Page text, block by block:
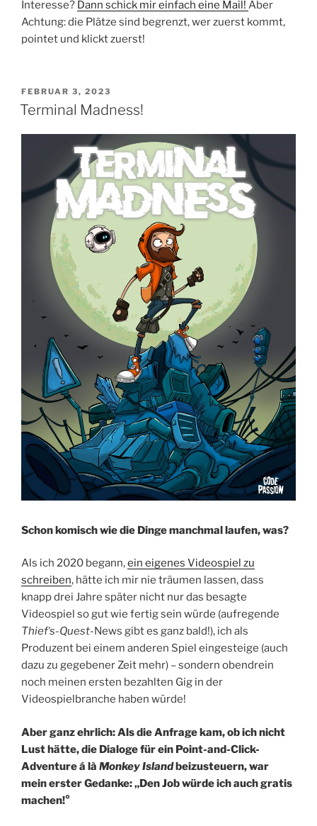
Interesse? Dann schick mir einfach eine Mail! Aber
Achtung: die Plätze sind begrenzt, wer zuerst kommt,
pointet und klickt zuerst!
VERÖFFENTLICHT
AM
FEBRUAR 3, 2023
Terminal Madness!
Schon komisch wie die Dinge manchmal laufen, was?
Als ich 2020 begann,ein eigenes Videospiel zu
schreiben, hätte ich mir nie träumen lassen, dass
knapp drei Jahre später nicht nur das besagte
Videospiel so gut wie fertig sein würde (aufregende
Thiefʼs-Quest-News gibt es ganz bald!), ich als
Produzent bei einem anderen Spiel eingesteige (auch
dazu zu gegebener Zeit mehr) – sondern obendrein
noch meinen ersten bezahlten Gig in der
Videospielbranche haben würde!
Aber ganz ehrlich: Als die Anfrage kam, ob ich nicht
Lust hätte, die Dialoge für ein Point-and-Click-
Adventure á là Monkey Islandbeizusteuern, war
mein erster Gedanke: „Den Job würde ich auch gratis
machen!°